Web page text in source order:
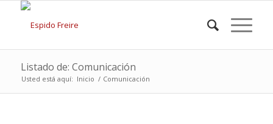
Listado de: Comunicación
Usted está aquí: Inicio / Comunicación